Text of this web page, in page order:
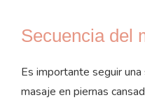
Secuencia del
Es importante seguir
masaje en piernas